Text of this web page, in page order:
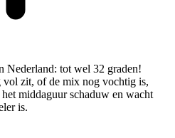
Nederland: tot wel 32 graden!
zit, of de mix nog vochtig is,
middaguur schaduw en wacht
is.